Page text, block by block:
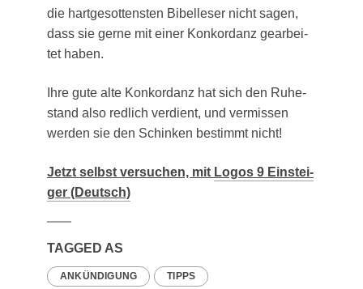
die hart­ge­sot­tens­ten Bibel­le­ser nicht sagen,
dass sie ger­ne mit einer Kon­kor­danz gear­bei­
tet haben.
Ihre gute alte Kon­kor­danz hat sich den Ruhe­
stand also red­lich ver­dient, und ver­mis­sen
wer­den sie den Schin­ken bestimmt nicht!
Jetzt selbst ver­su­chen, mit Logos 9 Ein­stei­
ger (Deutsch)
TAGGED AS
ANKÜNDIGUNG TIPPS